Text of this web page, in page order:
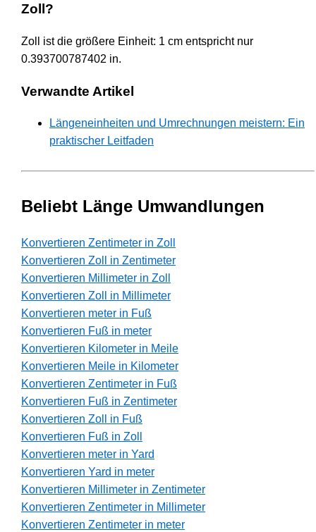
Zoll?
Zoll ist die größere Einheit: 1 cm entspricht nur
0.393700787402 in.
Verwandte Artikel
Längeneinheiten und Umrechnungen meistern: Ein
praktischer Leitfaden
Beliebt Länge Umwandlungen
Konvertieren Zentimeter in Zoll
Konvertieren Zoll in Zentimeter
Konvertieren Millimeter in Zoll
Konvertieren Zoll in Millimeter
Konvertieren meter in Fuß
Konvertieren Fuß in meter
Konvertieren Kilometer in Meile
Konvertieren Meile in Kilometer
Konvertieren Zentimeter in Fuß
Konvertieren Fuß in Zentimeter
Konvertieren Zoll in Fuß
Konvertieren Fuß in Zoll
Konvertieren meter in Yard
Konvertieren Yard in meter
Konvertieren Millimeter in Zentimeter
Konvertieren Zentimeter in Millimeter
Konvertieren Zentimeter in meter